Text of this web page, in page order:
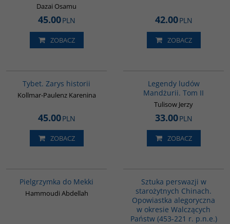
Dazai Osamu
45.00PLN
ZOBACZ
42.00PLN
ZOBACZ
Tybet. Zarys historii
Kollmar-Paulenz Karenina
45.00PLN
ZOBACZ
Legendy ludów
Mandżurii. Tom II
Tulisow Jerzy
33.00PLN
ZOBACZ
Pielgrzymka do Mekki
Hammoudi Abdellah
Sztuka perswazji w
starożytnych Chinach.
Opowiastka alegoryczna
w okresie Walczących
Państw (453-221 r. p.n.e.)